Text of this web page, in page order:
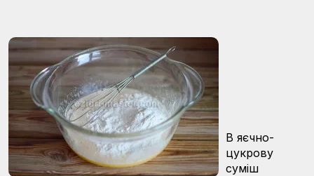
В яєчно-
цукрову
суміш